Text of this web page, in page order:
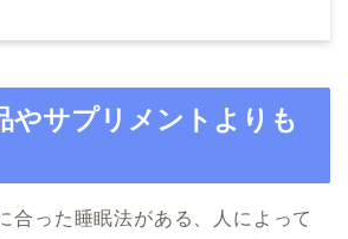
やサプリメントよりも
合った睡眠法がある、人によって